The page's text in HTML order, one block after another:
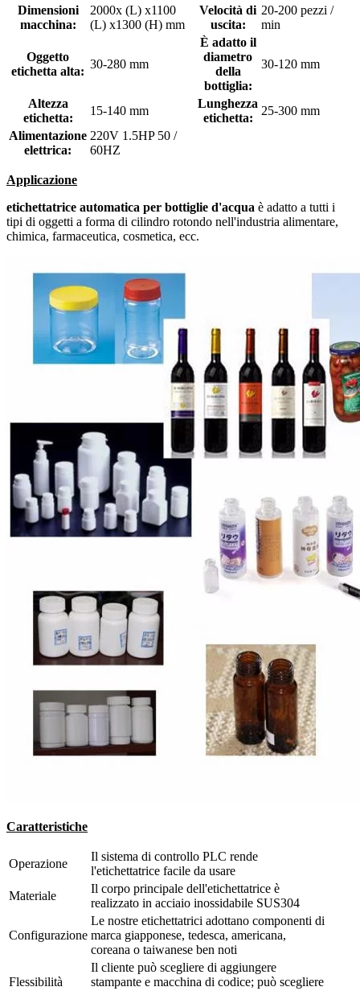
Dimensioni
macchina:
2000x (L) x1100
(L) x1300 (H) mm
Velocità di
uscita:
20-200 pezzi /
min
Oggetto
etichetta alta:
30-280 mm
È adatto il
diametro
della
bottiglia:
30-120 mm
Altezza
etichetta:
15-140 mm
Lunghezza
etichetta:
25-300 mm
Alimentazione
elettrica:
220V 1.5HP 50 /
60HZ
Applicazione
etichettatrice automatica per bottiglie d'acqua è adatto a tutti i
tipi di oggetti a forma di cilindro rotondo nell'industria alimentare,
chimica, farmaceutica, cosmetica, ecc.
Caratteristiche
Operazione
Il sistema di controllo PLC rende
l'etichettatrice facile da usare
Materiale
Il corpo principale dell'etichettatrice è
realizzato in acciaio inossidabile SUS304
Configurazione
Le nostre etichettatrici adottano componenti di
marca giapponese, tedesca, americana,
coreana o taiwanese ben noti
Flessibilità
Il cliente può scegliere di aggiungere
stampante e macchina di codice; può scegliere